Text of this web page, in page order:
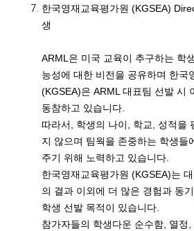
한국영재교육평가원 (KGSEA)
생
ARML은 미국 교육이 추구하는 학
능성에 대한 비전을 공유하며 한국
(KGSEA)은 ARML 대표팀 선발 시
동참하고 있습니다.
따라서, 학생의 나이, 학교, 성적을
지 않으며 팀웍을 존중하는 학생들
주기 위해 노력하고 있습니다.
한국영재교육평가원 (KGSEA)는
의 결과 이외에 더 많은 경험과 동
학생 선발 목적이 있습니다.
참가자들의 학생다운 순수함, 열정